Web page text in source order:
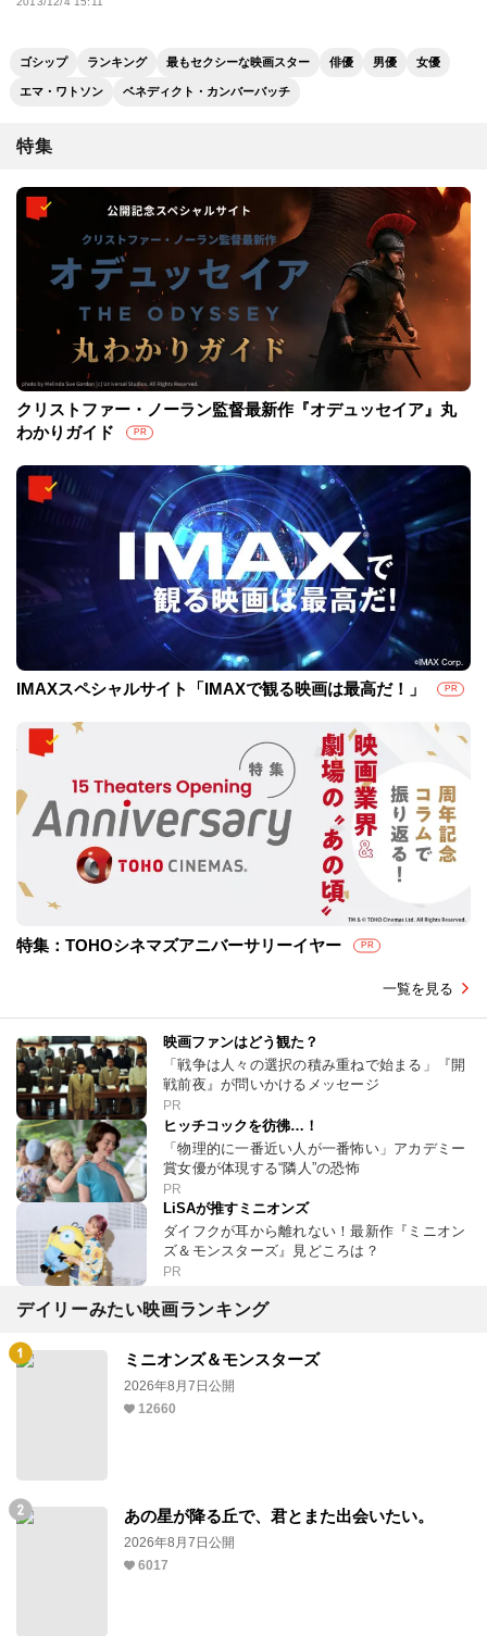
ゴシップ ランキング 最もセクシーな映画スター 俳優 男優 女優
エマ・ワトソン ベネディクト・カンバーバッチ
特集
クリストファー・ノーラン監督最新作『オデュッセイア』丸
わかりガイド
PR
IMAXスペシャルサイト「IMAXで観る映画は最高だ！」 PR
特集：TOHOシネマズアニバーサリーイヤー PR
一覧を見る
映画ファンはどう観た？
「戦争は人々の選択の積み重ねで始まる」『開
戦前夜』が問いかけるメッセージ
PR
ヒッチコックを彷彿…！
「物理的に一番近い人が一番怖い」アカデミー
賞女優が体現する“隣人”の恐怖
PR
LiSAが推すミニオンズ
ダイフクが耳から離れない！最新作『ミニオン
ズ＆モンスターズ』見どころは？
PR
デイリーみたい映画ランキング
ミニオンズ＆モンスターズ
2026年8月7日公開
12660
あの星が降る丘で、君とまた出会いたい。
2026年8月7日公開
6017